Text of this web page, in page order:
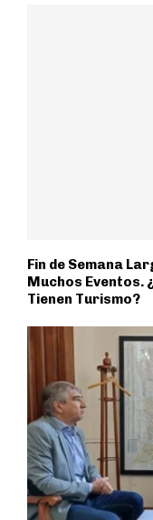
Fin de Semana
Muchos Eventos.
Tienen Turismo?